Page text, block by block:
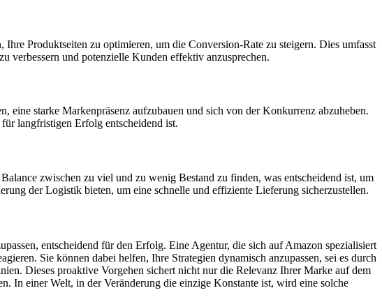
Produktseiten zu optimieren, um die Conversion-Rate zu steigern. Dies umfasst
verbessern und potenzielle Kunden effektiv anzusprechen.
starke Markenpräsenz aufzubauen und sich von der Konkurrenz abzuheben.
langfristigen Erfolg entscheidend ist.
zwischen zu viel und zu wenig Bestand zu finden, was entscheidend ist, um
der Logistik bieten, um eine schnelle und effiziente Lieferung sicherzustellen.
entscheidend für den Erfolg. Eine Agentur, die sich auf Amazon spezialisiert
Sie können dabei helfen, Ihre Strategien dynamisch anzupassen, sei es durch
Dieses proaktive Vorgehen sichert nicht nur die Relevanz Ihrer Marke auf dem
In einer Welt, in der Veränderung die einzige Konstante ist, wird eine solche